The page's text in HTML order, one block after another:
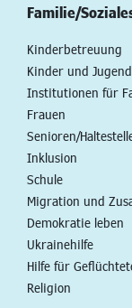
Familie/
Kinderbetreuung
Kinder und Jugend
Institutionen für
Frauen
Senioren/
Inklusion
Schule
Migration und
Demokratie leben
Ukrainehilfe
Hilfe für
Religion